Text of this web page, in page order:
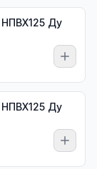
Ду
Ду